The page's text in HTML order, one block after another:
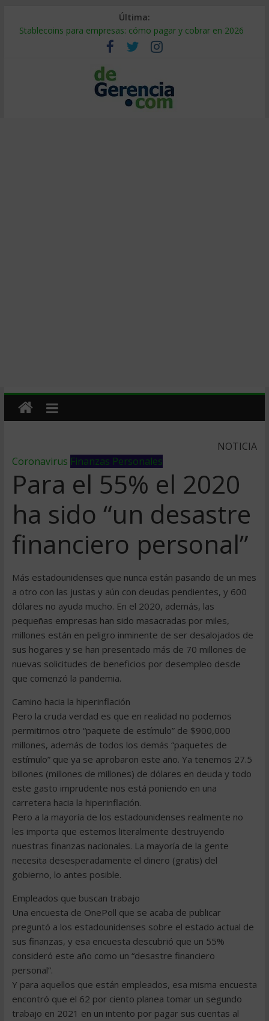
Última:
Stablecoins para empresas: cómo pagar y cobrar en 2026
Despido silencioso: qué es y por qué sale tan caro
IA en selección de personal: cómo auditarla a tiempo
Trabajo forzoso en la cadena de suministro: qué hacer
Mercado hispano de EE. UU.: cómo segmentarlo y venderle
NOTICIA
Coronavirus Finanzas Personales
Para el 55% el 2020
ha sido “un desastre
financiero personal”
Más estadounidenses que nunca están pasando de un mes
a otro con las justas y aún con deudas pendientes, y 600
dólares no ayuda mucho. En el 2020, además, las
pequeñas empresas han sido masacradas por miles,
millones están en peligro inminente de ser desalojados de
sus hogares y se han presentado más de 70 millones de
nuevas solicitudes de beneficios por desempleo desde
que comenzó la pandemia.
Camino hacia la hiperinflación
Pero la cruda verdad es que en realidad no podemos
permitirnos otro “paquete de estímulo” de $900,000
millones, además de todos los demás “paquetes de
estímulo” que ya se aprobaron este año. Ya tenemos 27.5
billones (millones de millones) de dólares en deuda y todo
este gasto imprudente nos está poniendo en una
carretera hacia la hiperinflación.
Pero a la mayoría de los estadounidenses realmente no
les importa que estemos literalmente destruyendo
nuestras finanzas nacionales. La mayoría de la gente
necesita desesperadamente el dinero (gratis) del
gobierno, lo antes posible.
Empleados que buscan trabajo
Una encuesta de OnePoll que se acaba de publicar
preguntó a los estadounidenses sobre el estado actual de
sus finanzas, y esa encuesta descubrió que un 55%
consideró este año como un “desastre financiero
personal”.
Y para aquellos que están empleados, esa misma encuesta
encontró que el 62 por ciento planea tomar un segundo
trabajo en 2021 en un intento por pagar sus cuentas al